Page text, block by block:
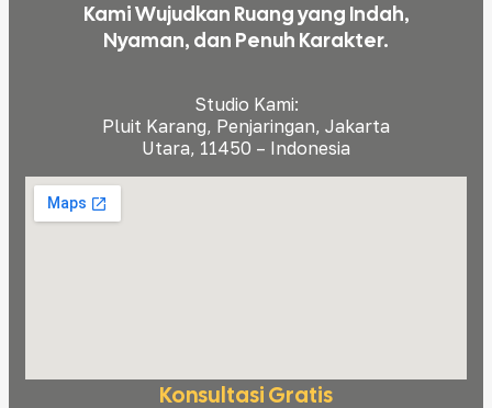
Kami Wujudkan Ruang yang Indah,
Nyaman, dan Penuh Karakter.
Studio Kami:
Pluit Karang, Penjaringan, Jakarta
Utara, 11450 – Indonesia
Konsultasi Gratis